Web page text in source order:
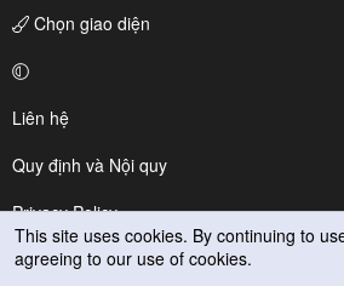
Chọn giao diện
Liên hệ
Quy định và Nội quy
Privacy Policy
Trợ giúp
This site uses cookies. By continuing to
agreeing to our use of cookies.